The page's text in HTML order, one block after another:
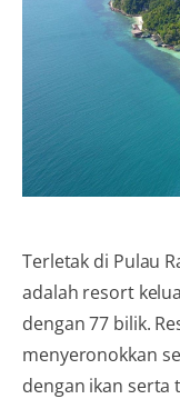
Terletak di Pulau
adalah resort
dengan 77 bilik.
menyeronokkan
dengan ikan serta